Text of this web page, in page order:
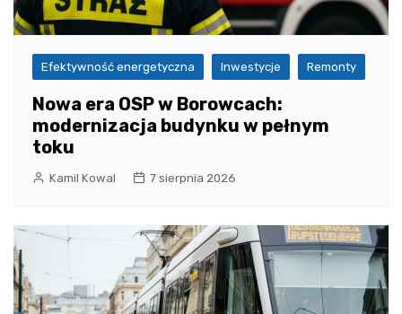
Efektywność energetyczna Inwestycje Remonty
Nowa era OSP w Borowcach:
modernizacja budynku w pełnym
toku
Kamil Kowal 7 sierpnia 2026